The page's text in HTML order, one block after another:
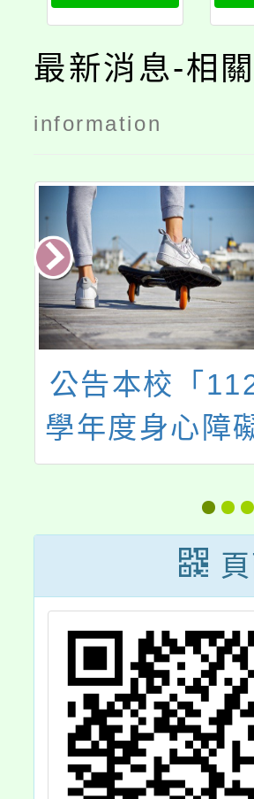
最新消息-相
information
公告本校「
學年度身心障
特殊教育服務
案」特教學生
理人員服務甄
簡章